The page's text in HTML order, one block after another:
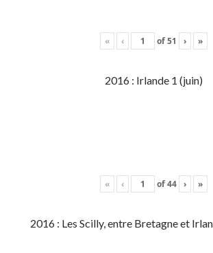
« ‹ of51 › »
2016 : Irlande 1 (juin)
« ‹ of44 › »
2016 : Les Scilly, entre Bretagne et